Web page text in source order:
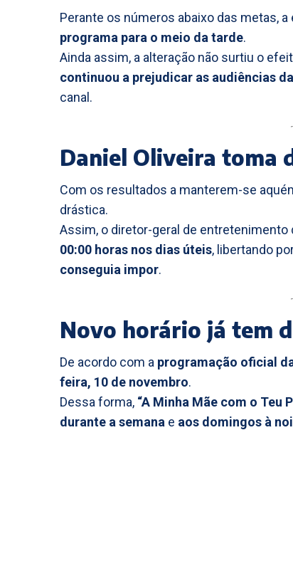
Perante os números abaixo das metas, a
programa para o meio da tarde.
Ainda assim, a alteração não surtiu o
continuou a prejudicar as audiências
canal.
Daniel Oliveira toma
Com os resultados a manterem-se
drástica.
Assim, o diretor-geral de entretenimento
00:00 horas nos dias úteis, libertando
conseguia impor.
Novo horário já tem
De acordo com a programação oficial
feira, 10 de novembro.
Dessa forma, “A Minha Mãe com o Teu
durante a semana e aos domingos à